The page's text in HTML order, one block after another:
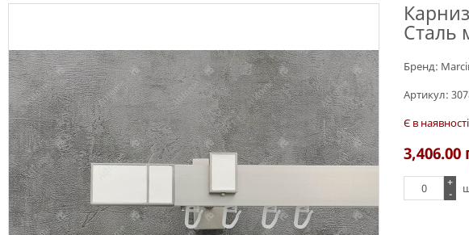
Сталь
Бренд:
Артикул:
Є в наявності
3,406.00
+
-